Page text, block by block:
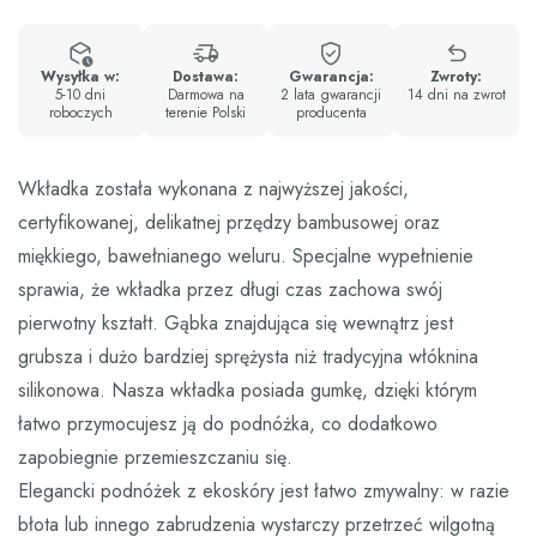
Wysyłka w:
5-10 dni
roboczych
Dostawa:
Darmowa na
terenie Polski
Gwarancja:
2 lata gwarancji
producenta
Zwroty:
14 dni na zwrot
Wkładka została wykonana z najwyższej jakości,
certyfikowanej, delikatnej przędzy bambusowej oraz
miękkiego, bawełnianego weluru. Specjalne wypełnienie
sprawia, że wkładka przez długi czas zachowa swój
pierwotny kształt. Gąbka znajdująca się wewnątrz jest
grubsza i dużo bardziej sprężysta niż tradycyjna włóknina
silikonowa. Nasza wkładka posiada gumkę, dzięki którym
łatwo przymocujesz ją do podnóżka, co dodatkowo
zapobiegnie przemieszczaniu się.
Elegancki podnóżek z ekoskóry jest łatwo zmywalny: w razie
błota lub innego zabrudzenia wystarczy przetrzeć wilgotną